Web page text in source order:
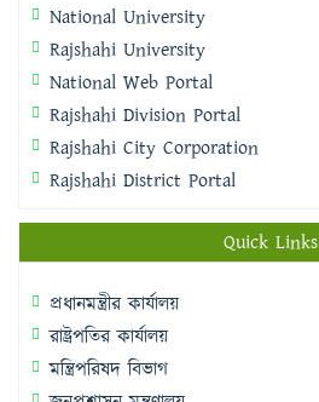
National University
Rajshahi University
National Web Portal
Rajshahi Division Portal
Rajshahi City Corporation
Rajshahi District Portal
Quick Links
প্রধানমন্ত্রীর কার্যালয়
রাষ্ট্রপতির কার্যালয়
মন্ত্রিপরিষদ বিভাগ